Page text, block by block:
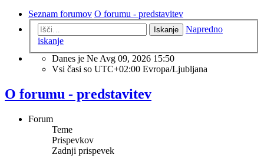
Seznam forumov O forumu - predstavitev
Iskanje
Napredno
iskanje
Danes je Ne Avg 09, 2026 15:50
Vsi časi so UTC+02:00 Evropa/Ljubljana
O forumu - predstavitev
Forum
Teme
Prispevkov
Zadnji prispevek